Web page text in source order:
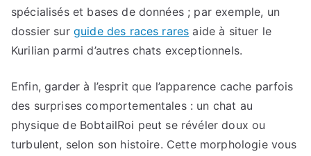
spécialisés et bases de données ; par exemple, un
dossier sur guide des races rares aide à situer le
Kurilian parmi d’autres chats exceptionnels.
Enfin, garder à l’esprit que l’apparence cache parfois
des surprises comportementales : un chat au
physique de BobtailRoi peut se révéler doux ou
turbulent, selon son histoire. Cette morphologie vous